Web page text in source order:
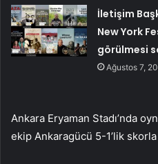
İletişim
New York
görülmesi
Ağustos 7,
Ankara Eryaman Stadı’nda
ekip Ankaragücü 5-1’lik skorla